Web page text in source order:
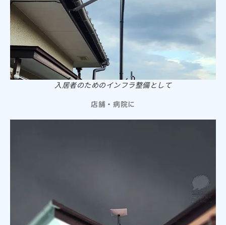
入居者のためのインフラ整備として
店舗・病院に